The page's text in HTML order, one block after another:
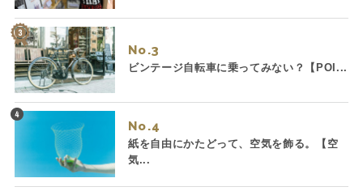
No.
ビンテージ自転車に乗ってみない？【POI...
No.
紙を自由にかたどって、空気を飾る。【空
気...